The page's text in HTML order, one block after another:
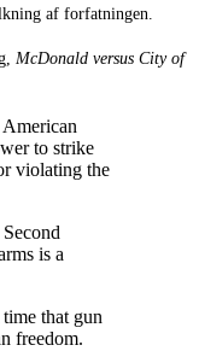
af forfatningen.
McDonald versus City of
American
to strike
violating the
is a
that gun
freedom.